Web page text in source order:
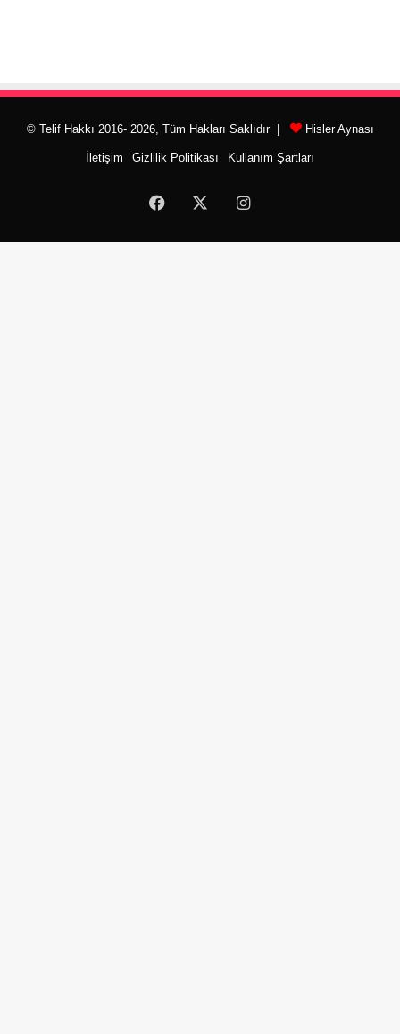
© Telif Hakkı 2016- 2026, Tüm Hakları Saklıdır | Hisler Aynası
İletişim Gizlilik Politikası Kullanım Şartları
Facebook Instagram